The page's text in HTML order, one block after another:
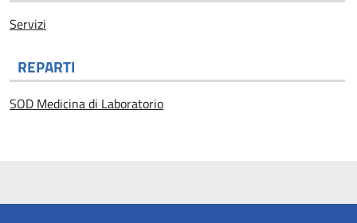
Servizi
REPARTI
SOD Medicina di Laboratorio